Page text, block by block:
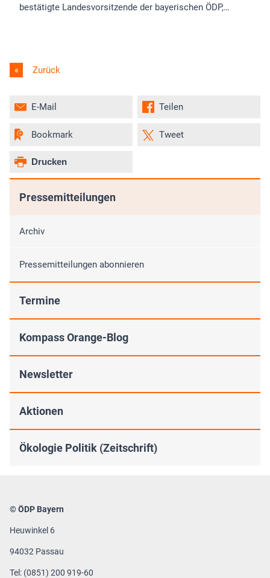
bestätigte Landesvorsitzende der bayerischen ÖDP,…
Zurück
Teilen
Tweet
E-Mail
Bookmark
Drucken
Pressemitteilungen
Archiv
Pressemitteilungen abonnieren
Termine
Kompass Orange-Blog
Newsletter
Aktionen
Ökologie Politik (Zeitschrift)
© ÖDP Bayern
Heuwinkel 6
94032 Passau
Tel: (0851) 200 919-60